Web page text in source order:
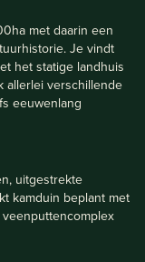
met daarin een
Je vindt
het statige landhuis
allerlei verschillende
eeuwenlang
uitgestrekte
kamduin beplant met